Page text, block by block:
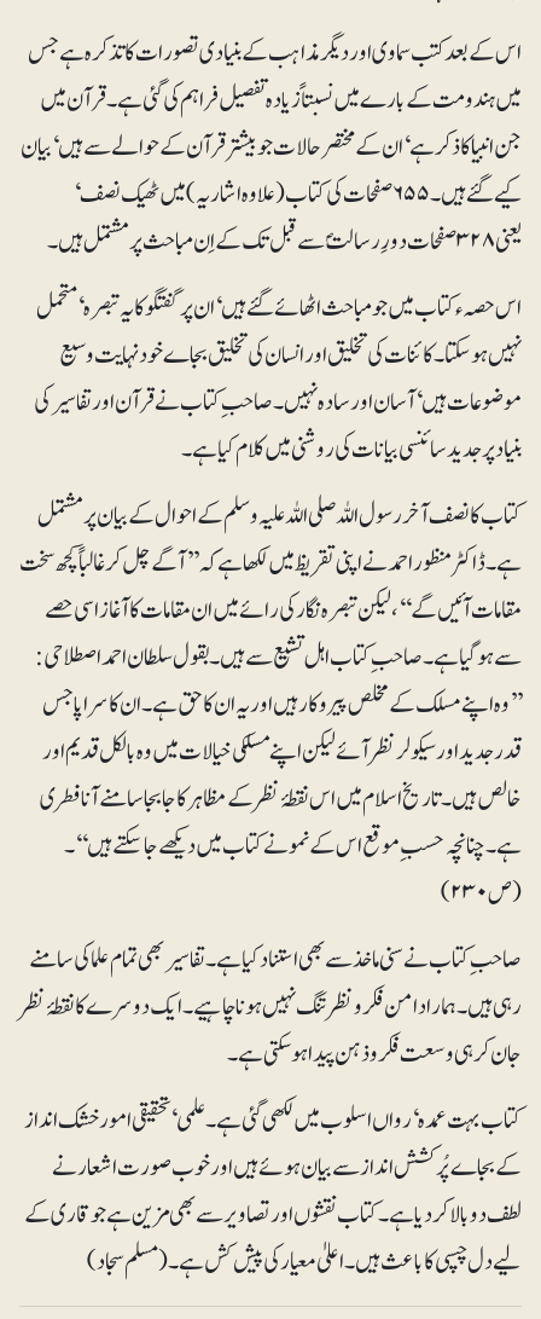
اس کے بعد کتب سماوی اور دیگر مذاہب کے بنیادی تصورات کا تذکرہ ہے جس
میں ہندومت کے بارے میں نسبتاً زیادہ تفصیل فراہم کی گئی ہے۔ قرآن میں
جن انبیا کا ذکر ہے‘ ان کے مختصر حالات جو بیشتر قرآن کے حوالے سے ہیں‘ بیان
کیے گئے ہیں۔ ۶۵۵ صفحات کی کتاب (علاوہ اشاریہ) میں ٹھیک نصف‘
یعنی ۳۲۸ صفحات دورِ رسالتؐ سے قبل تک کے اِن مباحث پر مشتمل ہیں۔
اس حصہء کتاب میں جو مباحث اٹھائے گئے ہیں‘ ان پر گفتگو کا یہ تبصرہ‘ متحمل
نہیں ہوسکتا۔ کائنات کی تخلیق اور انسان کی تخلیق بجاے خود نہایت وسیع
موضوعات ہیں‘ آسان اور سادہ نہیں۔ صاحب ِ کتاب نے قرآن اور تفاسیر کی
بنیاد پر جدید سائنسی بیانات کی روشنی میں کلام کیا ہے۔
کتاب کا نصف آخر رسول اللہ صلی اللہ علیہ وسلم کے احوال کے بیان پر مشتمل
ہے۔ ڈاکٹر منظوراحمد نے اپنی تقریظ میں لکھا ہے کہ ’’آگے چل کرغالباً کچھ سخت
مقامات آئیں گے‘‘، لیکن تبصرہ نگار کی رائے میں ان مقامات کا آغاز اسی حصے
سے ہو گیا ہے۔ صاحب ِ کتاب اہل تشیع سے ہیں۔ بقول سلطان احمد اصطلاحی:
’’وہ اپنے مسلک کے مخلص پیروکار ہیں اور یہ ان کا حق ہے۔ ان کا سراپا جس
قدر جدید اور سیکولر نظر آئے لیکن اپنے مسلکی خیالات میں وہ بالکل قدیم اور
خالص ہیں۔ تاریخ اسلام میں اس نقطۂ نظر کے مظاہر کا جابجا سامنے آنا فطری
ہے۔ چنانچہ حسب ِ موقع اس کے نمونے کتاب میں دیکھے جا سکتے ہیں‘‘۔
(ص ۲۳۰)
صاحب ِ کتاب نے سنی ماخذ سے بھی استناد کیا ہے۔ تفاسیر بھی تمام علما کی سامنے
رہی ہیں۔ ہمارا دامن فکرونظر تنگ نہیں ہونا چاہیے۔ ایک دوسرے کا نقطۂ نظر
جان کر ہی وسعت فکروذہن پیدا ہوسکتی ہے۔
کتاب بہت عمدہ‘ رواں اسلوب میں لکھی گئی ہے۔ علمی‘ تحقیقی امور خشک انداز
کے بجاے پُرکشش انداز سے بیان ہوئے ہیں اور خوب صورت اشعار نے
لطف دوبالا کر دیا ہے۔ کتاب نقشوں اور تصاویر سے بھی مزین ہے جو قاری کے
لیے دل چسپی کا باعث ہیں۔ اعلیٰ معیار کی پیش کش ہے۔(مسلم سجاد)